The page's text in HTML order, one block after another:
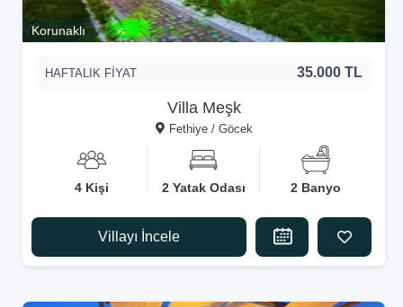
Korunaklı
Villa Meşk
Fethiye / Göcek
HAFTALIK FİYAT 35.000 TL
4 Kişi 2 Yatak Odası 2 Banyo
Villayı İncele